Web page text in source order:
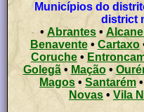
Municípios do
district
•Abrantes •
Benavente• Cartaxo
Coruche •
Golegã• Mação•
Magos • Santarém •
Novas •